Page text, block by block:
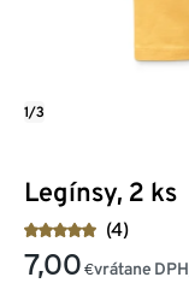
Legínsy, 2 ks
(4)
7,00 €vrátane DPH
1/3